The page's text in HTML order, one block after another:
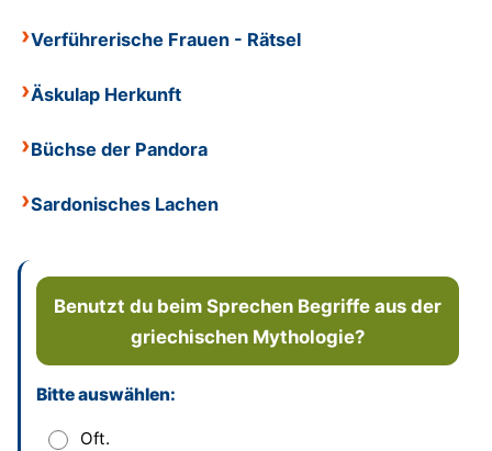
Verführerische Frauen - Rätsel
Äskulap Herkunft
Büchse der Pandora
Sardonisches Lachen
Benutzt du beim Sprechen Begriffe aus der
griechischen Mythologie?
Dieses Feld bitte leer lassen
Bitte auswählen:
Oft.